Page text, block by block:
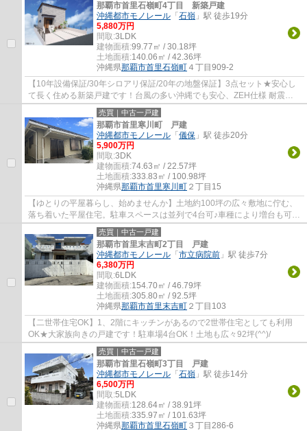
那覇市首里石嶺町4丁目 新築戸建
沖縄都市モノレール 「 石嶺 」駅 徒歩19分
5,880万円
間取:3LDK
建物面積:99.77㎡ / 30.18坪
土地面積:140.06㎡ / 42.36坪
沖縄県那覇市首里石嶺町 ４丁目909-2
【10年設備保証/30年シロアリ保証/20年の地盤保証】3点セット★安心し
て長く住める新築戸建です！台風の多い沖縄でも安心、ZEH仕様 耐震等
級3・耐風等級2！木材はシロアリ研究をしてい...
売買｜中古一戸建
那覇市首里寒川町 戸建
沖縄都市モノレール 「 儀保 」駅 徒歩20分
5,900万円
間取:3DK
建物面積:74.63㎡ / 22.57坪
土地面積:333.83㎡ / 100.98坪
沖縄県那覇市首里寒川町 ２丁目15
【ゆとりの平屋暮らし、始めませんか】土地約100坪の広々敷地に佇む、
落ち着いた平屋住宅。駐車スペースは並列で4台可♪車種により増台も可能
です。間取りは3DK。窓が多く、自然光がた...
売買｜中古一戸建
那覇市首里末吉町2丁目 戸建
沖縄都市モノレール 「 市立病院前 」駅 徒歩7分
6,380万円
間取:6LDK
建物面積:154.70㎡ / 46.79坪
土地面積:305.80㎡ / 92.5坪
沖縄県那覇市首里末吉町 ２丁目103
【二世帯住宅OK】1、2階にキッチンがあるので2世帯住宅としても利用
OK★大家族向きの戸建です！駐車場4台OK！土地も広々92坪(^^)/
売買｜中古一戸建
那覇市首里石嶺町3丁目 戸建
沖縄都市モノレール 「 石嶺 」駅 徒歩14分
6,500万円
間取:5LDK
建物面積:128.64㎡ / 38.91坪
土地面積:335.97㎡ / 101.63坪
沖縄県那覇市首里石嶺町 ３丁目286-6